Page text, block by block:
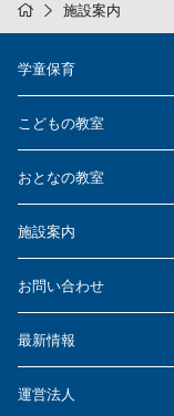
施設案内
学童保育
こどもの教室
おとなの教室
施設案内
お問い合わせ
最新情報
運営法人